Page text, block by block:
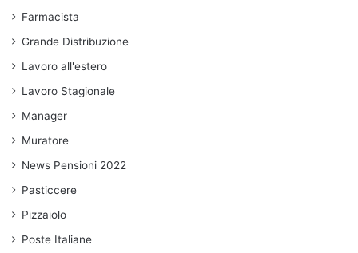
Farmacista
Grande Distribuzione
Lavoro all'estero
Lavoro Stagionale
Manager
Muratore
News Pensioni 2022
Pasticcere
Pizzaiolo
Poste Italiane